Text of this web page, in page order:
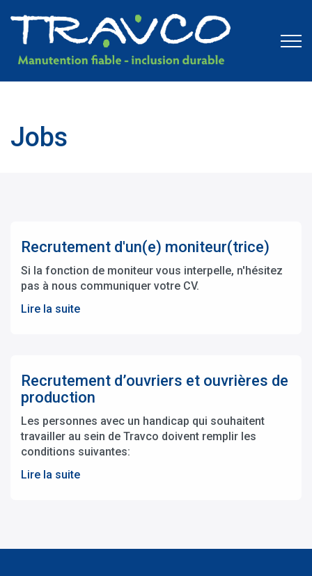
Jobs
Recrutement d'un(e) moniteur(trice)
Si la fonction de moniteur vous interpelle, n'hésitez
pas à nous communiquer votre CV.
Lire la suite
Recrutement d’ouvriers et ouvrières de
production
Les personnes avec un handicap qui souhaitent
travailler au sein de Travco doivent remplir les
conditions suivantes:
Lire la suite